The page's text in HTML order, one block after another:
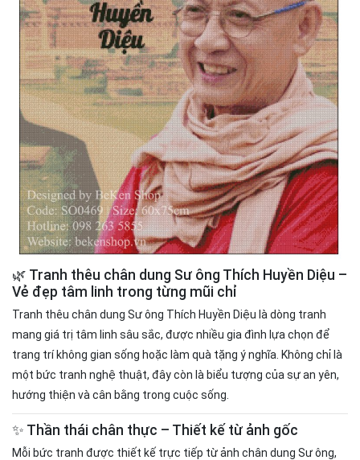
🌿 Tranh thêu chân dung Sư ông Thích Huyền Diệu –
Vẻ đẹp tâm linh trong từng mũi chỉ
Tranh thêu chân dung Sư ông Thích Huyền Diệu là dòng tranh
mang giá trị tâm linh sâu sắc, được nhiều gia đình lựa chọn để
trang trí không gian sống hoặc làm quà tặng ý nghĩa. Không chỉ là
một bức tranh nghệ thuật, đây còn là biểu tượng của sự an yên,
hướng thiện và cân bằng trong cuộc sống.
✨ Thần thái chân thực – Thiết kế từ ảnh gốc
Mỗi bức tranh được thiết kế trực tiếp từ ảnh chân dung Sư ông,